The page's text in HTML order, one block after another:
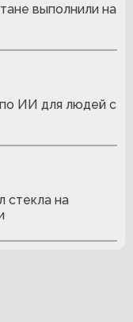
выполнили на
ИИ для людей с
стекла на